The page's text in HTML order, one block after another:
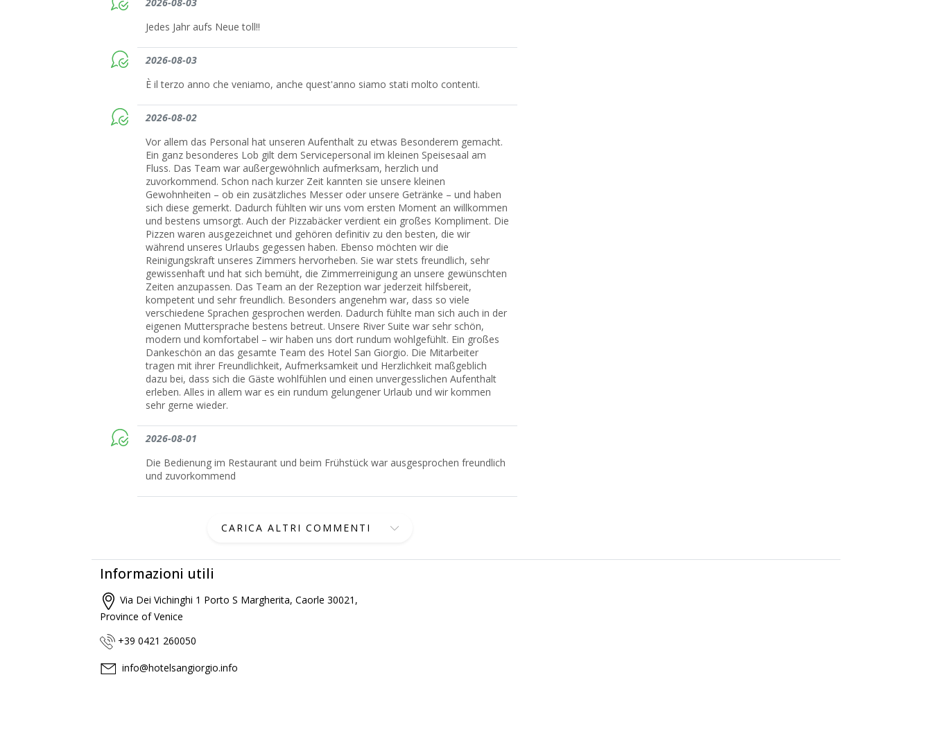
Jedes Jahr aufs Neue toll!!
2026-08-03
È il terzo anno che veniamo, anche quest'anno siamo stati molto contenti.
2026-08-02
Vor allem das Personal hat unseren Aufenthalt zu etwas Besonderem gemacht.
Ein ganz besonderes Lob gilt dem Servicepersonal im kleinen Speisesaal am
Fluss. Das Team war außergewöhnlich aufmerksam, herzlich und
zuvorkommend. Schon nach kurzer Zeit kannten sie unsere kleinen
Gewohnheiten – ob ein zusätzliches Messer oder unsere Getränke – und haben
sich diese gemerkt. Dadurch fühlten wir uns vom ersten Moment an willkommen
und bestens umsorgt. Auch der Pizzabäcker verdient ein großes Kompliment. Die
Pizzen waren ausgezeichnet und gehören definitiv zu den besten, die wir
während unseres Urlaubs gegessen haben. Ebenso möchten wir die
Reinigungskraft unseres Zimmers hervorheben. Sie war stets freundlich, sehr
gewissenhaft und hat sich bemüht, die Zimmerreinigung an unsere gewünschten
Zeiten anzupassen. Das Team an der Rezeption war jederzeit hilfsbereit,
kompetent und sehr freundlich. Besonders angenehm war, dass so viele
verschiedene Sprachen gesprochen werden. Dadurch fühlte man sich auch in der
eigenen Muttersprache bestens betreut. Unsere River Suite war sehr schön,
modern und komfortabel – wir haben uns dort rundum wohlgefühlt. Ein großes
Dankeschön an das gesamte Team des Hotel San Giorgio. Die Mitarbeiter
tragen mit ihrer Freundlichkeit, Aufmerksamkeit und Herzlichkeit maßgeblich
dazu bei, dass sich die Gäste wohlfühlen und einen unvergesslichen Aufenthalt
erleben. Alles in allem war es ein rundum gelungener Urlaub und wir kommen
sehr gerne wieder.
2026-08-01
Die Bedienung im Restaurant und beim Frühstück war ausgesprochen freundlich
und zuvorkommend
CARICA ALTRI COMMENTI
Informazioni utili
Via Dei Vichinghi 1 Porto S Margherita, Caorle 30021,
Province of Venice
+39 0421 260050
info@hotelsangiorgio.info